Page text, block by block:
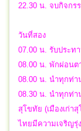
22.30 น. จบกิจกร
วันที่สอง
07.00 น. รับประท
08.00 น. พักผ่อนต
08.00 น. นำทุกท่า
08.30 น. นำทุกท่า
สุโขทัย (เมืองเก่า
ไทยมีความเจริญรุ่